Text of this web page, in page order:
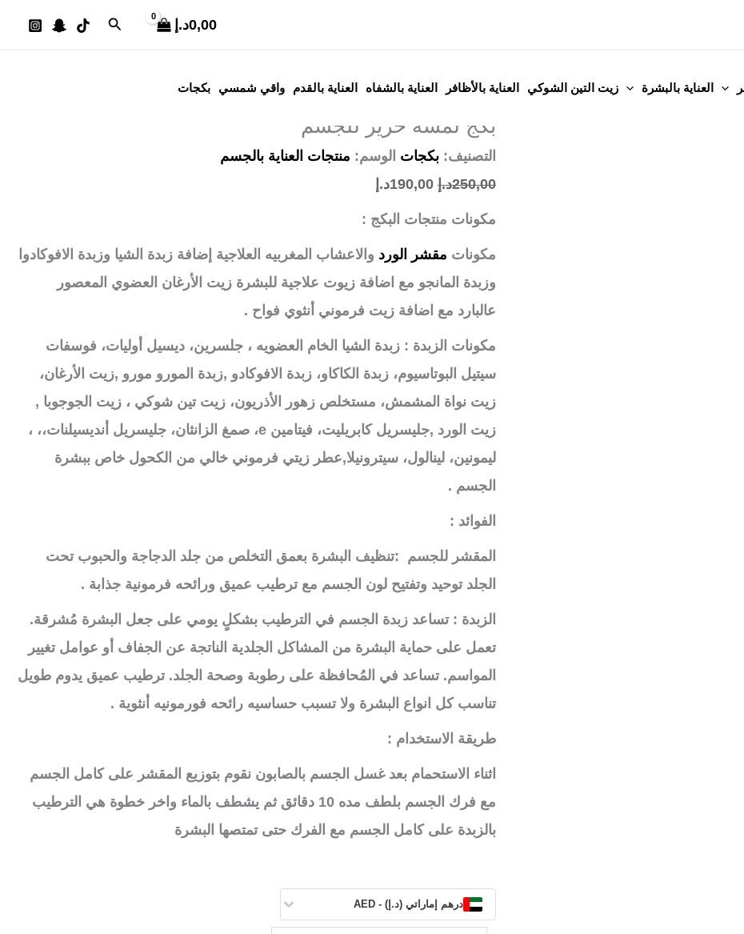
0,00د.إ البحث
العناية بالبشرة زيت التين الشوكي العناية بالأظافر العناية بالشفاه العناية بالقدم واقي شمسي بكجات
بكج لمسة حرير للجسم
التصنيف:بكجات الوسم: منتجات العناية بالجسم
250,00د.إ
250,00د.إ.
190,00د.إ
190,00د.إ.
مكونات منتجات البكج :
مكونات مقشر الورد والاعشاب المغربيه العلاجية إضافة زبدة الشيا وزبدة الافوكادوا
وزبدة المانجو مع اضافة زيوت علاجية للبشرة زيت الأرغان العضوي المعصور
عالبارد مع اضافة زيت فرموني أنثوي فواح .
مكونات الزبدة : زبدة الشيا الخام العضويه ، جلسرين، ديسيل أوليات، فوسفات
سيتيل البوتاسيوم، زبدة الكاكاو، زبدة الافوكادو ,زبدة المورو مورو ,زيت الأرغان،
زيت نواة المشمش، مستخلص زهور الأذريون، زيت تين شوكي ، زيت الجوجوبا ,
زيت الورد ,جليسريل كابريليت، فيتامين e، صمغ الزانثان، جليسريل أنديسيلنات،، ،
ليمونين، لينالول، سيترونيلا,عطر زيتي فرموني خالي من الكحول خاص ببشرة
الجسم .
الفوائد :
المقشر للجسم :تنظيف البشرة بعمق التخلص من جلد الدجاجة والحبوب تحت
الجلد توحيد وتفتيح لون الجسم مع ترطيب عميق ورائحه فرمونية جذابة .
الزبدة : تساعد زبدة الجسم في الترطيب بشكلٍ يومي على جعل البشرة مُشرقة.
تعمل على حماية البشرة من المشاكل الجلدية الناتجة عن الجفاف أو عوامل تغيير
المواسم. تساعد في المُحافظة على رطوبة وصحة الجلد. ترطيب عميق يدوم طويل
تناسب كل انواع البشرة ولا تسبب حساسيه رائحه فورمونيه أنثوية .
طريقة الاستخدام :
اثناء الاستحمام بعد غسل الجسم بالصابون نقوم بتوزيع المقشر على كامل الجسم
مع فرك الجسم بلطف مده 10 دقائق ثم يشطف بالماء واخر خطوة هي الترطيب
بالزبدة على كامل الجسم مع الفرك حتى تمتصها البشرة
درهم إماراتي (د.إ) - AED
حرير
للجسم